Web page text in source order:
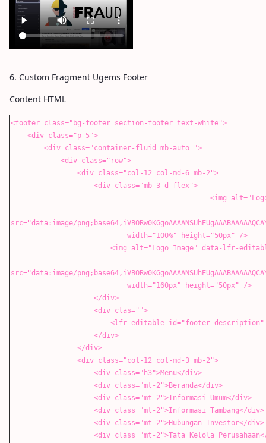
6. Custom Fragment Ugems Footer
Content HTML
<footer class="bg-footer section-footer text-white">
<div class="p-5">
<div class="container-fluid mb-auto ">
<div class="row">
<div class="col-12 col-md-6 mb-2">
<div class="mb-3 d-flex">
<img alt="Logo Image" data-lfr-
src="data:image/
width="100%" height="50px" />
<img alt="Logo Image" data-lfr-editable-id="02-
src="data:image/
width="160px" height="50px" />
</div>
<div clas="">
<lfr-editable id="footer-description"
</div>
</div>
<div class="col-12 col-md-3 mb-2">
<div class="h3">Menu</div>
<div class="mt-2">Beranda</div>
<div class="mt-2">Informasi Umum</div>
<div class="mt-2">Informasi Tambang</div>
<div class="mt-2">Hubungan Investor</div>
<div class="mt-2">Tata Kelola Perusahaan</